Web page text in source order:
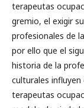
terapeutas
gremio, el exigir
profesionales de
por ello que el
historia de la
culturales
terapeutas